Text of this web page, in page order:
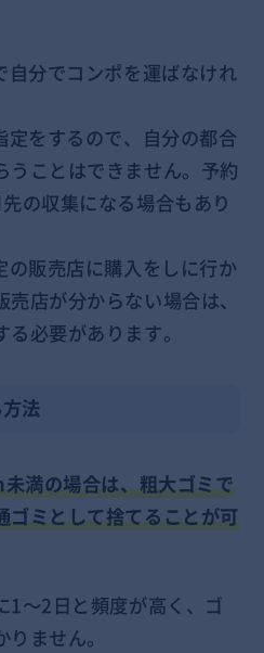
自分でコンポを運ばなけれ
をするので、自分の都合
うことはできません。予約
の収集になる場合もあり
販売店に購入をしに行か
店が分からない場合は、
必要があります。
法
満の場合は、粗大ゴミで
ゴミとして捨てることが可
1～2日と頻度が高く、ゴ
ません。